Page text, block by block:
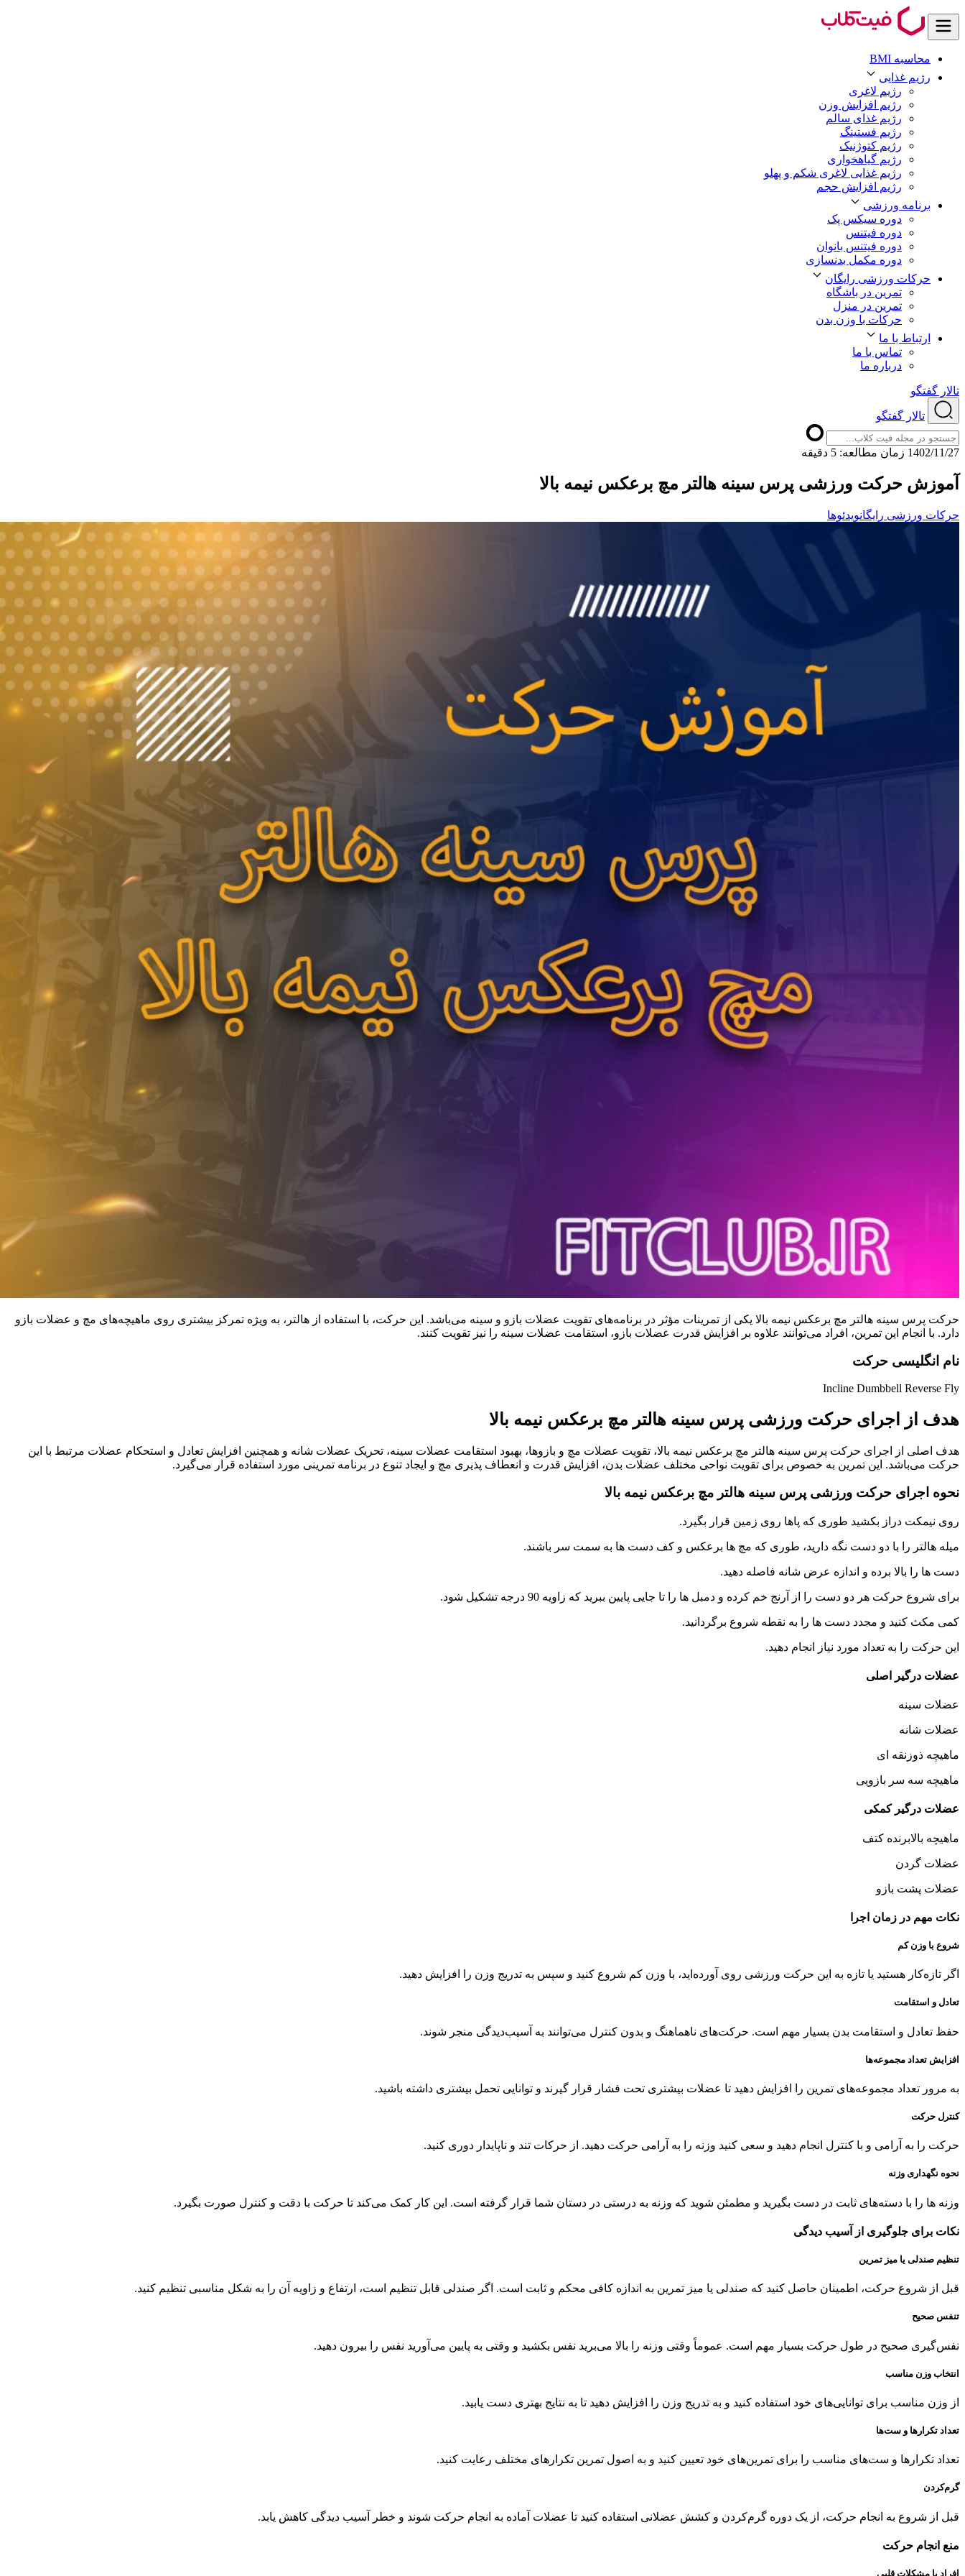
محاسبه BMI
رژیم غذایی
رژیم لاغری
رژیم افزایش وزن
رژیم غذای سالم
رژیم فستینگ
رژیم کتوژنیک
رژیم گیاهخواری
رژیم غذایی لاغری شکم و پهلو
رژیم افزایش حجم
برنامه ورزشی
دوره سیکس پک
دوره فیتنس
دوره فیتنس بانوان
دوره مکمل بدنسازی
حرکات ورزشی رایگان
تمرین در باشگاه
تمرین در منزل
حرکات با وزن بدن
ارتباط با ما
تماس با ما
درباره ما
تالار گفتگو
تالار گفتگو
1402/11/27 ﺯﻣﺎﻥ ﻣﻄﺎﻟﻌﻪ: 5 دقیقه
آموزش حرکت ورزشی پرس سینه هالتر مچ برعکس نیمه بالا
حرکات ورزشی رایگانویدئوها
حرکت پرس سینه هالتر مچ برعکس نیمه بالا یکی از تمرینات مؤثر در برنامه‌های تقویت عضلات بازو و سینه می‌باشد. این حرکت، با استفاده از هالتر، به ویژه تمرکز بیشتری روی ماهیچه‌های مچ و عضلات بازو
دارد. با انجام این تمرین، افراد می‌توانند علاوه بر افزایش قدرت عضلات بازو، استقامت عضلات سینه را نیز تقویت کنند.
نام انگلیسی حرکت
Incline Dumbbell Reverse Fly
هدف از اجرای حرکت ورزشی پرس سینه هالتر مچ برعکس نیمه بالا
هدف اصلی از اجرای حرکت پرس سینه هالتر مچ برعکس نیمه بالا، تقویت عضلات مچ و بازوها، بهبود استقامت عضلات سینه، تحریک عضلات شانه و همچنین افزایش تعادل و استحکام عضلات مرتبط با این
حرکت می‌باشد. این تمرین به خصوص برای تقویت نواحی مختلف عضلات بدن، افزایش قدرت و انعطاف پذیری مچ و ایجاد تنوع در برنامه تمرینی مورد استفاده قرار می‌گیرد.
نحوه اجرای حرکت ورزشی پرس سینه هالتر مچ برعکس نیمه بالا
روی نیمکت دراز بکشید طوری که پاها روی زمین قرار بگیرد.
میله هالتر را با دو دست نگه دارید، طوری که مچ ها برعکس و کف دست ها به سمت سر باشند.
دست ها را بالا برده و اندازه عرض شانه فاصله دهید.
برای شروع حرکت هر دو دست را از آرنج خم کرده و دمبل ها را تا جایی پایین ببرید که زاویه 90 درجه تشکیل شود.
کمی مکث کنید و مجدد دست ها را به نقطه شروع برگردانید.
این حرکت را به تعداد مورد نیاز انجام دهید.
عضلات درگیر اصلی
عضلات سینه
عضلات شانه
ماهیچه ذوزنقه ای
ماهیچه سه سر بازویی
عضلات درگیر کمکی
ماهیچه بالابرنده کتف
عضلات گردن
عضلات پشت بازو
نکات مهم در زمان اجرا
شروع با وزن کم
اگر تازه‌کار هستید یا تازه به این حرکت ورزشی روی آورده‌اید، با وزن کم شروع کنید و سپس به تدریج وزن را افزایش دهید.
تعادل و استقامت
حفظ تعادل و استقامت بدن بسیار مهم است. حرکت‌های ناهماهنگ و بدون کنترل می‌توانند به آسیب‌دیدگی منجر شوند.
افزایش تعداد مجموعه‌ها
به مرور تعداد مجموعه‌های تمرین را افزایش دهید تا عضلات بیشتری تحت فشار قرار گیرند و توانایی تحمل بیشتری داشته باشید.
کنترل حرکت
حرکت را به آرامی و با کنترل انجام دهید و سعی کنید وزنه را به آرامی حرکت دهید. از حرکات تند و ناپایدار دوری کنید.
نحوه نگهداری وزنه
وزنه ها را با دسته‌های ثابت در دست بگیرید و مطمئن شوید که وزنه به درستی در دستان شما قرار گرفته است. این کار کمک می‌کند تا حرکت با دقت و کنترل صورت بگیرد.
نکات برای جلوگیری از آسیب دیدگی
تنظیم صندلی یا میز تمرین
قبل از شروع حرکت، اطمینان حاصل کنید که صندلی یا میز تمرین به اندازه کافی محکم و ثابت است. اگر صندلی قابل تنظیم است، ارتفاع و زاویه آن را به شکل مناسبی تنظیم کنید.
تنفس صحیح
نفس‌گیری صحیح در طول حرکت بسیار مهم است. عموماً وقتی وزنه را بالا می‌برید نفس بکشید و وقتی به پایین می‌آورید نفس را بیرون دهید.
انتخاب وزن مناسب
از وزن مناسب برای توانایی‌های خود استفاده کنید و به تدریج وزن را افزایش دهید تا به نتایج بهتری دست یابید.
تعداد تکرارها و ست‌ها
تعداد تکرارها و ست‌های مناسب را برای تمرین‌های خود تعیین کنید و به اصول تمرین تکرارهای مختلف رعایت کنید.
گرم‌کردن
قبل از شروع به انجام حرکت، از یک دوره گرم‌کردن و کشش عضلانی استفاده کنید تا عضلات آماده به انجام حرکت شوند و خطر آسیب دیدگی کاهش یابد.
منع انجام حرکت
افراد با مشکلات قلبی